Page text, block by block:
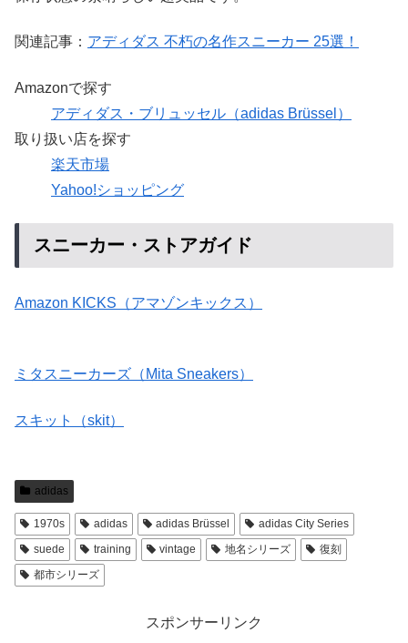
関連記事： アディダス 不朽の名作スニーカー 25選！
Amazonで探す
アディダス・ブリュッセル（adidas Brüssel）
取り扱い店を探す
楽天市場
Yahoo!ショッピング
スニーカー・ストアガイド
Amazon KICKS（アマゾンキックス）
ミタスニーカーズ（Mita Sneakers）
スキット（skit）
adidas
1970s adidas adidas Brüssel
adidas City Series
suede
training vintage 地名シリーズ
復刻
都市シリーズ
スポンサーリンク